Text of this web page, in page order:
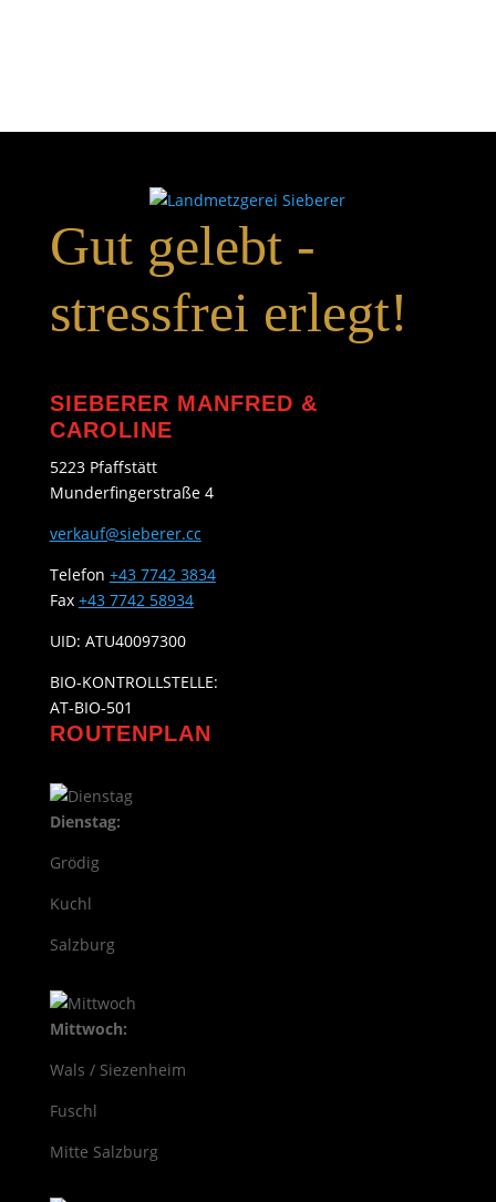
Gut gelebt -
stressfrei erlegt!
SIEBERER MANFRED &
CAROLINE
5223 Pfaffstätt
Munderfingerstraße 4
verkauf@sieberer.cc
Telefon +43 7742 3834
Fax +43 7742 58934
UID: ATU40097300
BIO-KONTROLLSTELLE:
AT-BIO-501
ROUTENPLAN
Dienstag:
Grödig
Kuchl
Salzburg
Mittwoch:
Wals / Siezenheim
Fuschl
Mitte Salzburg